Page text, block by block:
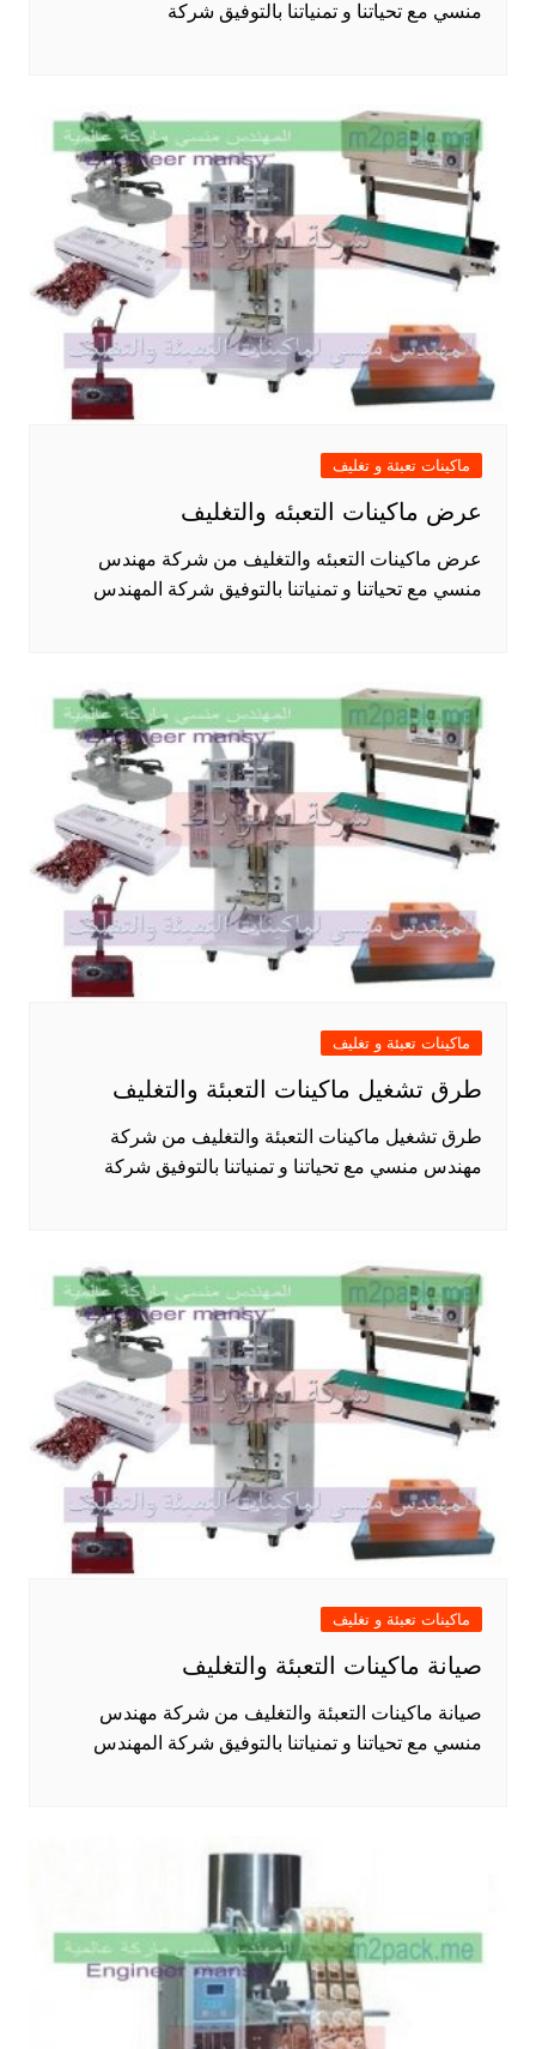
منسي مع تحياتنا و تمنياتنا بالتوفيق شركة
ماكينات تعبئة و تغليف
عرض ماكينات التعبئه والتغليف
عرض ماكينات التعبئه والتغليف من شركة مهندس
منسي مع تحياتنا و تمنياتنا بالتوفيق شركة المهندس
ماكينات تعبئة و تغليف
طرق تشغيل ماكينات التعبئة والتغليف
طرق تشغيل ماكينات التعبئة والتغليف من شركة
مهندس منسي مع تحياتنا و تمنياتنا بالتوفيق شركة
ماكينات تعبئة و تغليف
صيانة ماكينات التعبئة والتغليف
صيانة ماكينات التعبئة والتغليف من شركة مهندس
منسي مع تحياتنا و تمنياتنا بالتوفيق شركة المهندس